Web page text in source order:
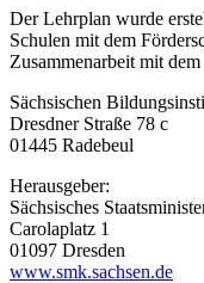
Der Lehrplan wurde
Schulen mit dem
Zusammenarbeit mit dem
Sächsischen
Dresdner Straße 78 c
01445 Radebeul
Herausgeber:
Sächsisches
Carolaplatz 1
01097 Dresden
www.smk.sachsen.de